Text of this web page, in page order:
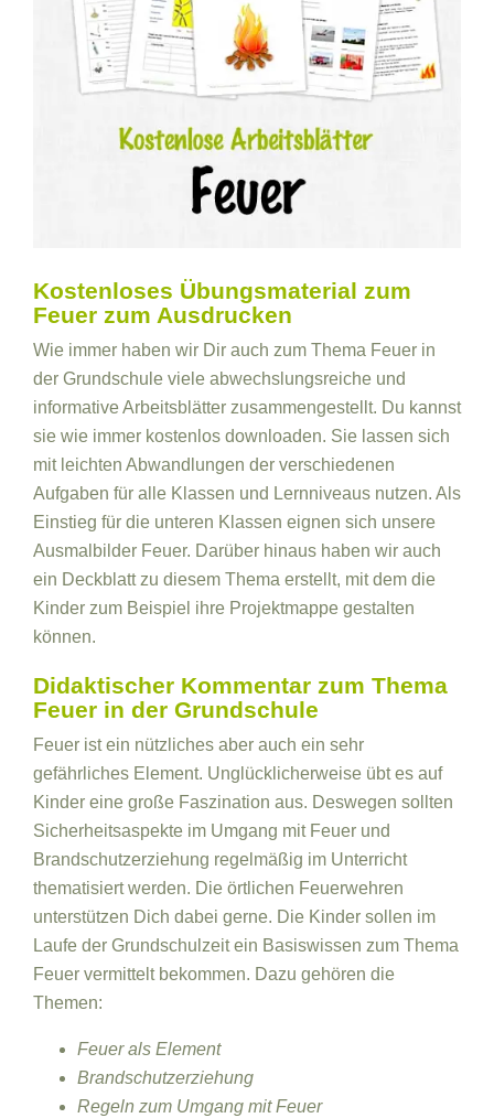
Kostenloses Übungsmaterial zum
Feuer zum Ausdrucken
Wie immer haben wir Dir auch zum Thema Feuer in
der Grundschule viele abwechslungsreiche und
informative Arbeitsblätter zusammengestellt. Du kannst
sie wie immer kostenlos downloaden. Sie lassen sich
mit leichten Abwandlungen der verschiedenen
Aufgaben für alle Klassen und Lernniveaus nutzen. Als
Einstieg für die unteren Klassen eignen sich unsere
Ausmalbilder Feuer. Darüber hinaus haben wir auch
ein Deckblatt zu diesem Thema erstellt, mit dem die
Kinder zum Beispiel ihre Projektmappe gestalten
können.
Didaktischer Kommentar zum Thema
Feuer in der Grundschule
Feuer ist ein nützliches aber auch ein sehr
gefährliches Element. Unglücklicherweise übt es auf
Kinder eine große Faszination aus. Deswegen sollten
Sicherheitsaspekte im Umgang mit Feuer und
Brandschutzerziehung regelmäßig im Unterricht
thematisiert werden. Die örtlichen Feuerwehren
unterstützen Dich dabei gerne. Die Kinder sollen im
Laufe der Grundschulzeit ein Basiswissen zum Thema
Feuer vermittelt bekommen. Dazu gehören die
Themen:
Feuer als Element
Brandschutzerziehung
Regeln zum Umgang mit Feuer